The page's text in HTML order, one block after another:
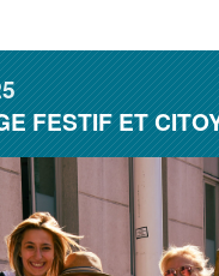
FESTIF ET